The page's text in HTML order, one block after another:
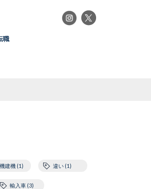
職
建機 (1) 違い (1)
輸入車 (3)